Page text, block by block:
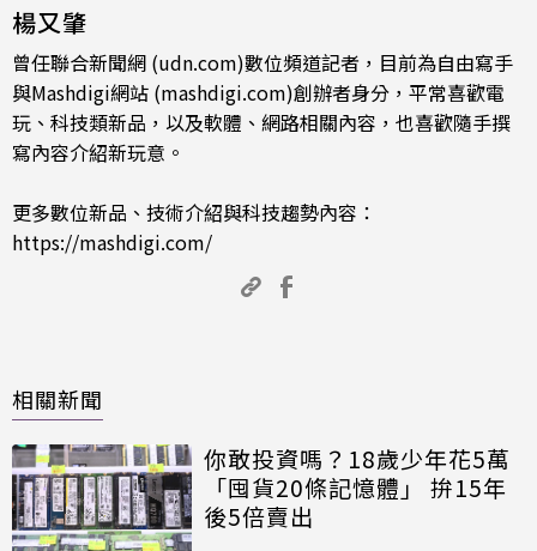
楊又肇
曾任聯合新聞網 (udn.com)數位頻道記者，目前為自由寫手
與Mashdigi網站 (mashdigi.com)創辦者身分，平常喜歡電
玩、科技類新品，以及軟體、網路相關內容，也喜歡隨手撰
寫內容介紹新玩意。
更多數位新品、技術介紹與科技趨勢內容：
https://mashdigi.com/
相關新聞
你敢投資嗎？18歲少年花5萬
「囤貨20條記憶體」 拚15年
後5倍賣出